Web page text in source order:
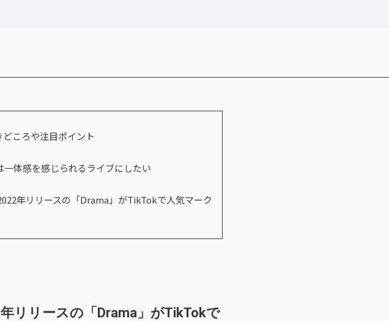
ころや注目ポイント
体感を感じられるライブにしたい
年リリースの「Drama」がTikTokで人気マーク
リリースの「Drama」がTikTokで